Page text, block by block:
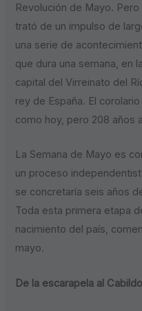
Revolución de Mayo.
trató de un impulso de
una serie de
que dura una semana, en
capital del Virreinato del
rey de España. El
como hoy, pero 208 años
La Semana de Mayo es
un proceso
se concretaría seis años
Toda esta primera etapa
nacimiento del país,
mayo.
De la escarapela al